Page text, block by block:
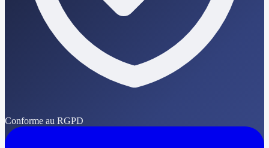
Conforme au RGPD